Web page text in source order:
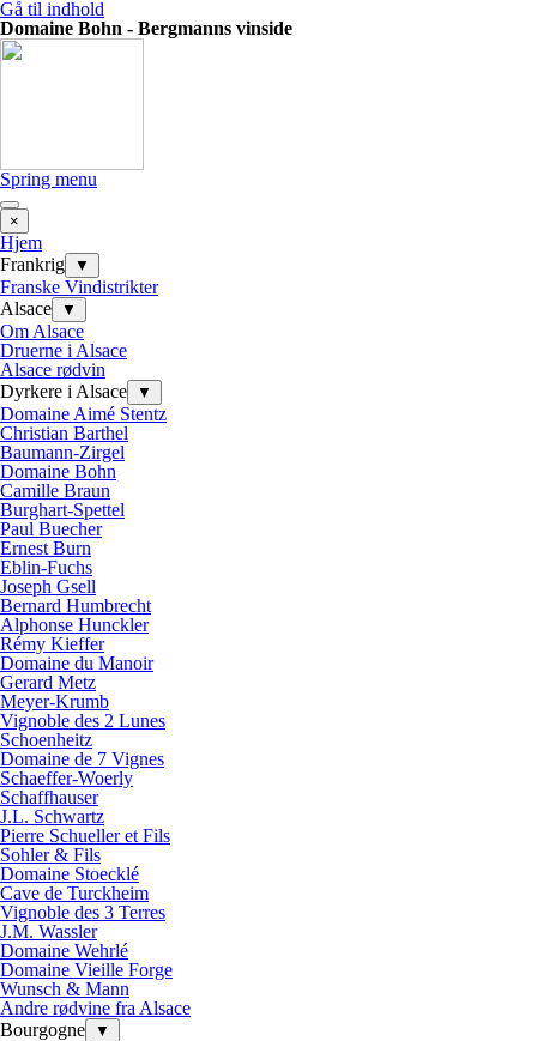
Gå til indhold
Domaine Bohn - Bergmanns vinside
Spring menu
×
Hjem
Frankrig
▼
Franske Vindistrikter
Alsace
▼
Om Alsace
Druerne i Alsace
Alsace rødvin
Dyrkere i Alsace
▼
Domaine Aimé Stentz
Christian Barthel
Baumann-Zirgel
Domaine Bohn
Camille Braun
Burghart-Spettel
Paul Buecher
Ernest Burn
Eblin-Fuchs
Joseph Gsell
Bernard Humbrecht
Alphonse Hunckler
Rémy Kieffer
Domaine du Manoir
Gerard Metz
Meyer-Krumb
Vignoble des 2 Lunes
Schoenheitz
Domaine de 7 Vignes
Schaeffer-Woerly
Schaffhauser
J.L. Schwartz
Pierre Schueller et Fils
Sohler & Fils
Domaine Stoecklé
Cave de Turckheim
Vignoble des 3 Terres
J.M. Wassler
Domaine Wehrlé
Domaine Vieille Forge
Wunsch & Mann
Andre rødvine fra Alsace
Bourgogne
▼